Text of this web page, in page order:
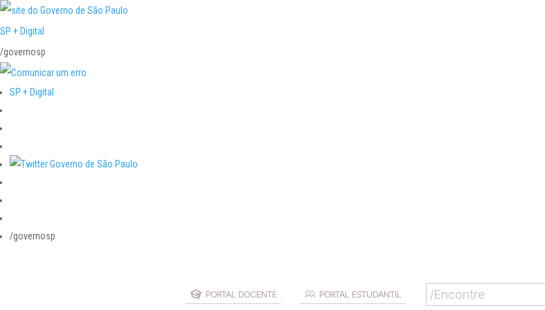
SP + Digital
/governosp
SP + Digital
/governosp
PORTAL DOCENTE PORTAL ESTUDANTIL